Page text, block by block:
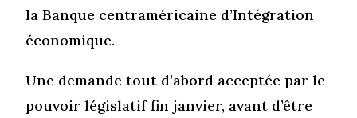
la Banque centraméricaine d’Intégration
économique.
Une demande tout d’abord acceptée par le
pouvoir législatif fin janvier, avant d’être